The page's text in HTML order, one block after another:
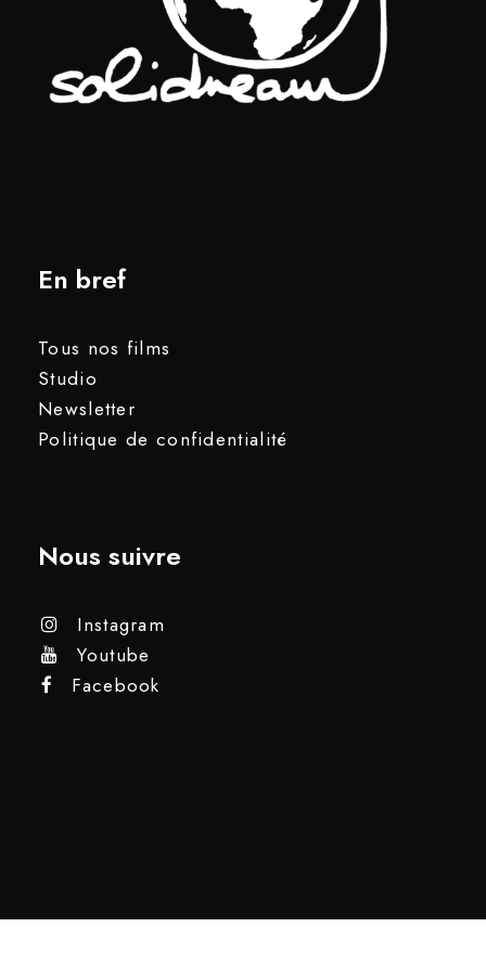
En bref
Tous nos films
Studio
Newsletter
Politique de confidentialité
Nous suivre
Instagram
Youtube
Facebook